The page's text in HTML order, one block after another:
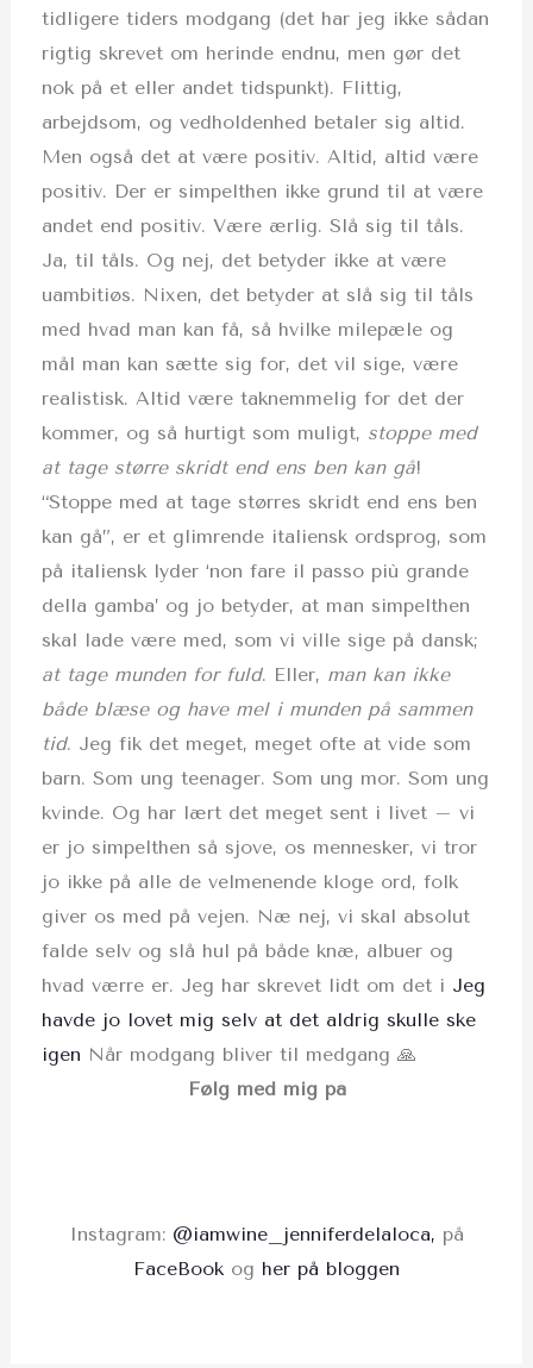
tidligere tiders modgang (det har jeg ikke sådan
rigtig skrevet om herinde endnu, men gør det
nok på et eller andet tidspunkt). Flittig,
arbejdsom, og vedholdenhed betaler sig altid.
Men også det at være positiv. Altid, altid være
positiv. Der er simpelthen ikke grund til at være
andet end positiv. Være ærlig. Slå sig til tåls.
Ja, til tåls. Og nej, det betyder ikke at være
uambitiøs. Nixen, det betyder at slå sig til tåls
med hvad man kan få, så hvilke milepæle og
mål man kan sætte sig for, det vil sige, være
realistisk. Altid være taknemmelig for det der
kommer, og så hurtigt som muligt, stoppe med
at tage større skridt end ens ben kan gå!
“Stoppe med at tage størres skridt end ens ben
kan gå”, er et glimrende italiensk ordsprog, som
på italiensk lyder ‘non fare il passo più grande
della gamba’ og jo betyder, at man simpelthen
skal lade være med, som vi ville sige på dansk;
at tage munden for fuld. Eller, man kan ikke
både blæse og have mel i munden på sammen
tid. Jeg fik det meget, meget ofte at vide som
barn. Som ung teenager. Som ung mor. Som ung
kvinde. Og har lært det meget sent i livet – vi
er jo simpelthen så sjove, os mennesker, vi tror
jo ikke på alle de velmenende kloge ord, folk
giver os med på vejen. Næ nej, vi skal absolut
falde selv og slå hul på både knæ, albuer og
hvad værre er. Jeg har skrevet lidt om det i Jeg
havde jo lovet mig selv at det aldrig skulle ske
igen Når modgang bliver til medgang 🙏
Følg med mig på
Instagram: @iamwine_jenniferdelaloca, på
FaceBook og her på bloggen